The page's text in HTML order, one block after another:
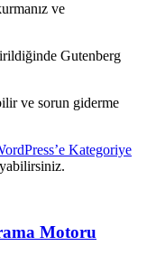
ve
Gutenberg
ve sorun giderme
Kategoriye
Motoru